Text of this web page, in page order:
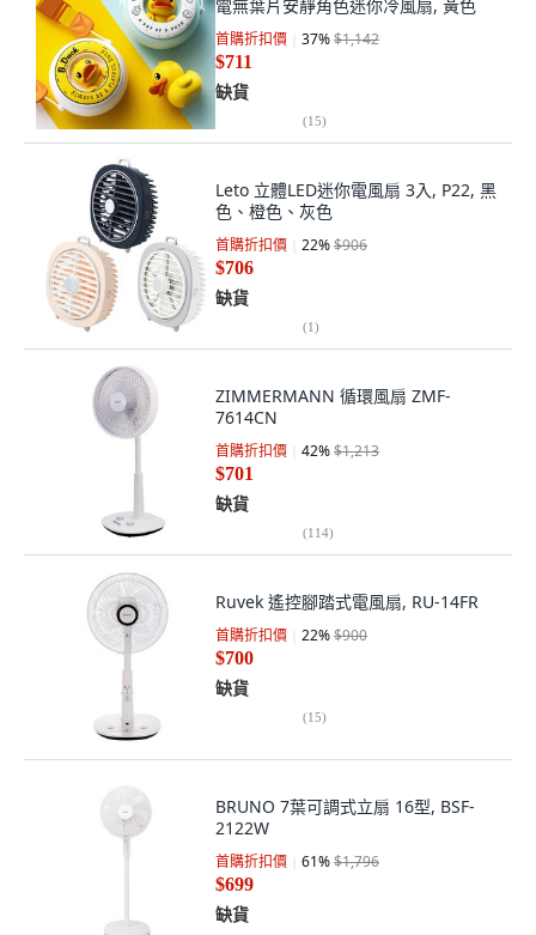
電無葉片安靜角色迷你冷風扇, 黃色
首購折扣價 37%$1,142
$711
缺貨
(15)
Leto 立體LED迷你電風扇 3入, P22, 黑
色、橙色、灰色
首購折扣價 22%$906
$706
缺貨
(1)
ZIMMERMANN 循環風扇 ZMF-
7614CN
首購折扣價 42%$1,213
$701
缺貨
(114)
Ruvek 遙控腳踏式電風扇, RU-14FR
首購折扣價 22%$900
$700
缺貨
(15)
BRUNO 7葉可調式立扇 16型, BSF-
2122W
首購折扣價 61%$1,796
$699
缺貨